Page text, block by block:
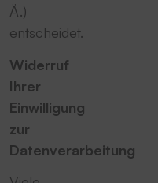
Ä.)
entscheidet.
Widerruf
Ihrer
Einwilligung
zur
Datenverarbeitung